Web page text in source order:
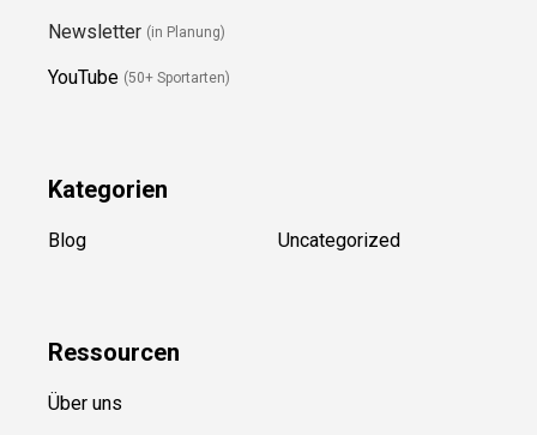
Newsletter (in Planung)
YouTube (50+ Sportarten)
Kategorien
Blog Uncategorized
Ressourcen
Über uns